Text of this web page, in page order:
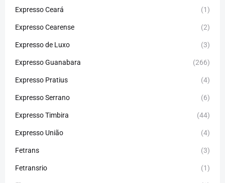
Expresso Ceará (1)
Expresso Cearense (2)
Expresso de Luxo (3)
Expresso Guanabara (266)
Expresso Pratius (4)
Expresso Serrano (6)
Expresso Timbira (44)
Expresso União (4)
Fetrans (3)
Fetransrio (1)